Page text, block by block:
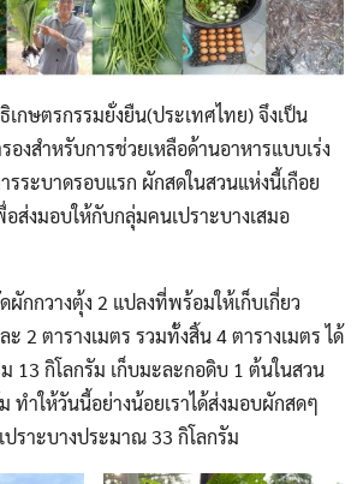
กษตรกรรมยั่งยืน(ประเทศไทย) จึงเป็น
งสำหรับการช่วยเหลือด้านอาหารแบบเร่ง
ระบาดรอบแรก ผักสดในสวนแห่งนี้เกือย
อส่งมอบให้กับกลุ่มคนเปราะบางเสมอ
ผักกวางตุ้ง 2 แปลงที่พร้อมให้เก็บเกี่ยว
2 ตารางเมตร รวมทั้งสิ้น 4 ตารางเมตร ได้
13 กิโลกรัม เก็บมะละกอดิบ 1 ต้นในสวน
ทำให้วันนี้อย่างน้อยเราได้ส่งมอบผักสดๆ
ราะบางประมาณ 33 กิโลกรัม